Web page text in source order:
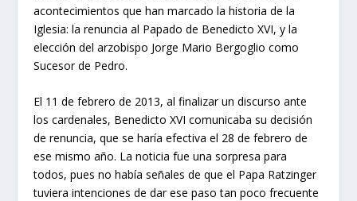
acontecimientos que han marcado la historia de la
Iglesia: la renuncia al Papado de Benedicto XVI, y la
elección del arzobispo Jorge Mario Bergoglio como
Sucesor de Pedro.
El 11 de febrero de 2013, al finalizar un discurso ante
los cardenales, Benedicto XVI comunicaba su decisión
de renuncia, que se haría efectiva el 28 de febrero de
ese mismo año. La noticia fue una sorpresa para
todos, pues no había señales de que el Papa Ratzinger
tuviera intenciones de dar ese paso tan poco frecuente